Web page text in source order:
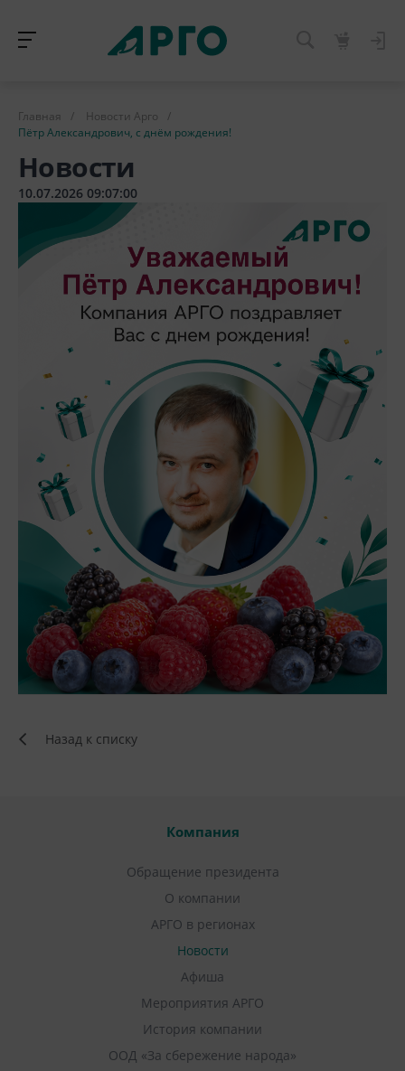
Главная / Новости Арго
/
Пётр Александрович, с днём рождения!
Новости
10.07.2026 09:07:00
Назад к списку
Компания
Обращение президента
О компании
АРГО в регионах
Новости
Афиша
Мероприятия АРГО
История компании
ООД «За сбережение народа»